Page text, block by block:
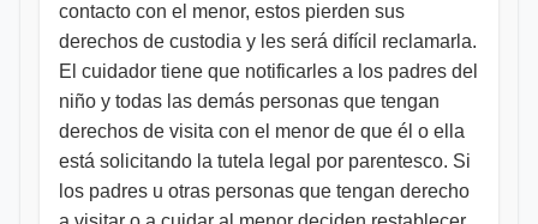
contacto con el menor, estos pierden sus
derechos de custodia y les será difícil reclamarla.
El cuidador tiene que notificarles a los padres del
niño y todas las demás personas que tengan
derechos de visita con el menor de que él o ella
está solicitando la tutela legal por parentesco. Si
los padres u otras personas que tengan derecho